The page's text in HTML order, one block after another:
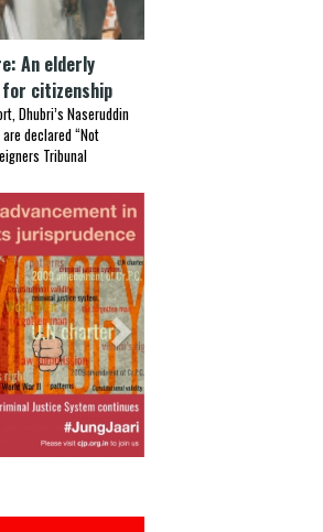
An elderly
for citizenship
Dhubri’s Naseruddin
declared “Not
Tribunal
Next